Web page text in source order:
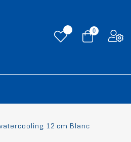
0
12 cm Blanc